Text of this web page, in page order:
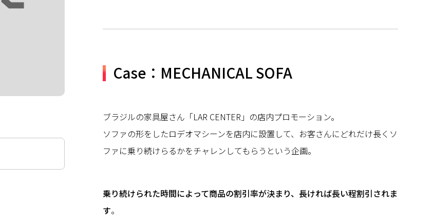
Case：MECHANICAL SOFA
ブラジルの家具屋さん「LAR CENTER」の店内プロモーション。
ソファの形をしたロデオマシーンを店内に設置して、お客さんにどれだけ長くソ
ファに乗り続けらるかをチャレンしてもらうという企画。
乗り続けられた時間によって商品の割引率が決まり、長ければ長い程割引されま
す。